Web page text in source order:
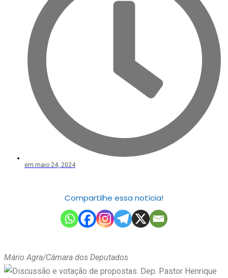
em maio 24, 2024
Compartilhe essa notícia!
Mário Agra/Câmara dos Deputados